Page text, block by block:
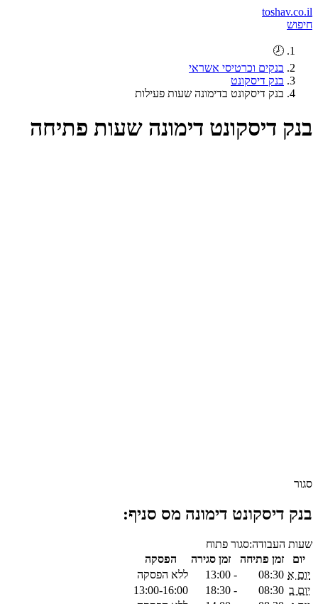
toshav.co.il
חיפוש
🕗
בנקים וכרטיסי אשראי
בנק דיסקונט
בנק דיסקונט בדימונה שעות פעילות
בנק דיסקונט דימונה שעות פתיחה
סגור
בנק דיסקונט דימונה מס סניף:
שעות העבודה:סגור פתוח
יום
זמן פתיחה זמן סגירה
הפסקה
יום א 08:30
-
13:00
ללא הפסקה
יום ב 08:30
-
18:30
13:00-16:00